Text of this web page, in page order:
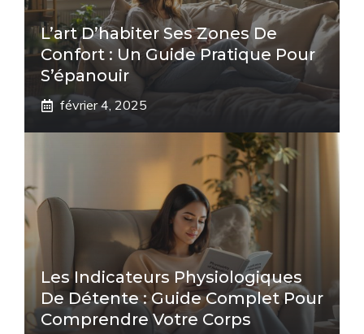
L’art D’habiter Ses Zones De
Confort : Un Guide Pratique Pour
S’épanouir
février 4, 2025
Les Indicateurs Physiologiques
De Détente : Guide Complet Pour
Comprendre Votre Corps